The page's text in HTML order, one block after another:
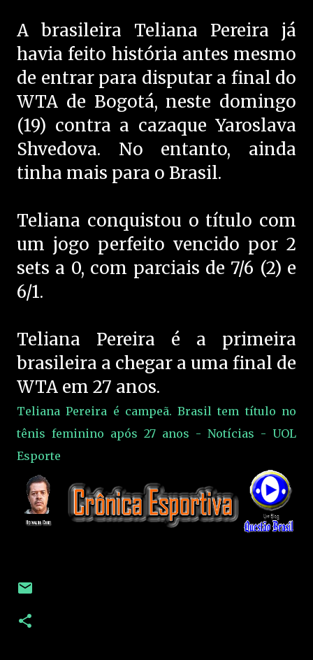
A brasileira Teliana Pereira já
havia feito história antes mesmo
de entrar para disputar a final do
WTA de Bogotá, neste domingo
(19) contra a cazaque Yaroslava
Shvedova. No entanto, ainda
tinha mais para o Brasil.
Teliana conquistou o título com
um jogo perfeito vencido por 2
sets a 0, com parciais de 7/6 (2) e
6/1.
Teliana Pereira é a primeira
brasileira a chegar a uma final de
WTA em 27 anos.
Teliana Pereira é campeã. Brasil tem título no
tênis feminino após 27 anos - Notícias - UOL
Esporte